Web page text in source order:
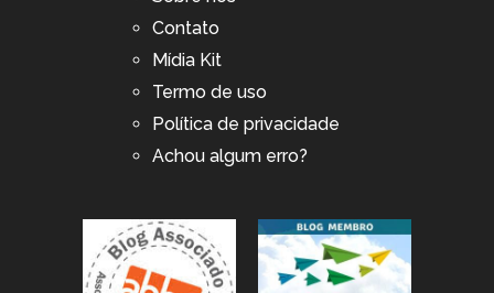
Contato
Mídia Kit
Termo de uso
Política de privacidade
Achou algum erro?